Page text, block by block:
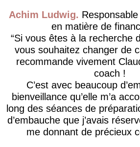
Achim Ludwig
en matière de
Si vous êtes à la recherche
vous souhaitez changer de
recommande vivement
coach !
C’est avec beaucoup
bienveillance qu’elle m’a
long des séances de
d’embauche que j’avais
me donnant de précieux